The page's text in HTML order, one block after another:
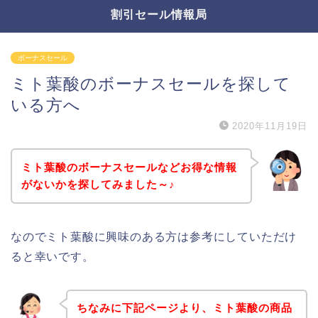
割引セール情報局
ボーナスセール
ミト葉酸のボーナスセールを探して
いる方へ
2020年11月19日
ミト葉酸のボーナスセールなどお得な情報
がないかを探してみました～♪
なのでミト葉酸に興味のある方は参考にしていただけ
ると幸いです。
ちなみに下記ページより、ミト葉酸の商品